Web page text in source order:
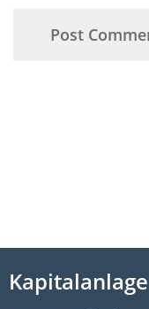
Kapitalanlage